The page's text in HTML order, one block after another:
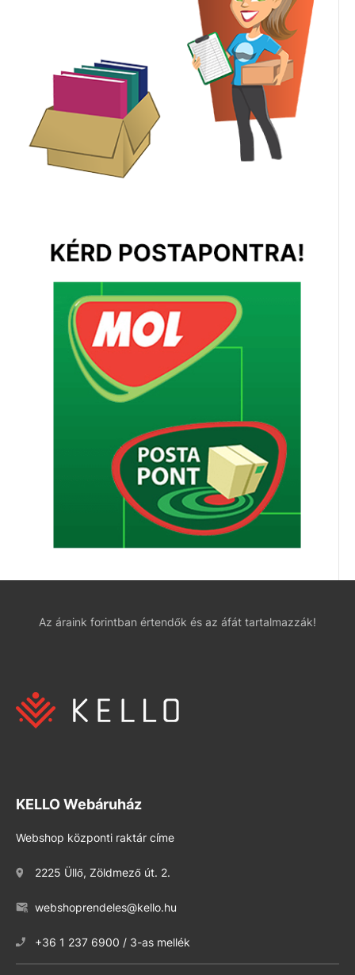
Az áraink forintban értendők és az áfát tartalmazzák!
KELLO Webáruház
Webshop központi raktár címe
2225 Üllő, Zöldmező út. 2.
webshoprendeles@kello.hu
+36 1 237 6900 / 3-as mellék